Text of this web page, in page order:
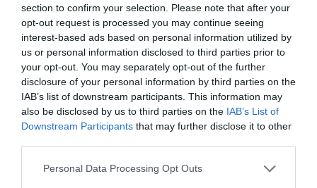
section to confirm your selection. Please note that after your
opt-out request is processed you may continue seeing
interest-based ads based on personal information utilized by
us or personal information disclosed to third parties prior to
your opt-out. You may separately opt-out of the further
disclosure of your personal information by third parties on the
IAB’s list of downstream participants. This information may
also be disclosed by us to third parties on the IAB’s List of
Downstream Participants that may further disclose it to other
Please note that this website/app uses one or more Google
Personal Data Processing Opt Outs
Ερντογάν: Προκλητική ανάρτηση για την Αγία
Σοφία- “Σπάσαμε τις αλυσίδες”
Ο Τούρκος πρόεδρος θυμάται την απόφαση του 2020
10.07.2025 - 18:11